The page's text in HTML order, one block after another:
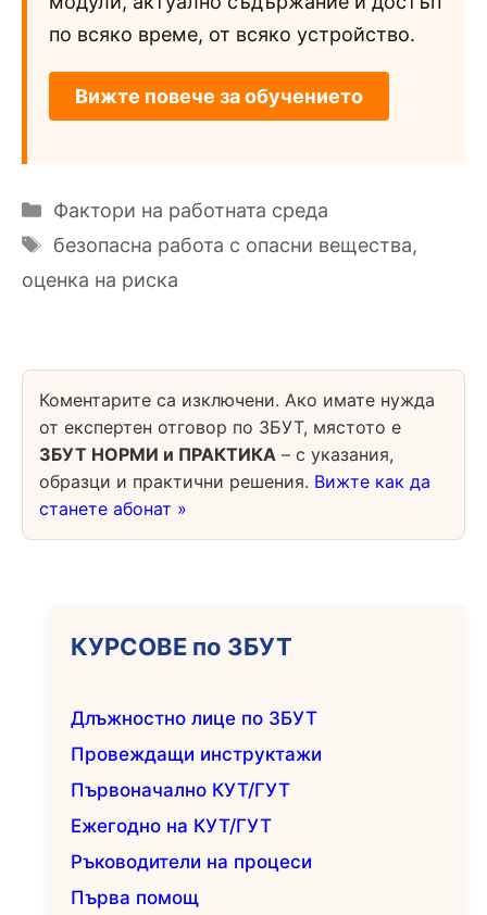
по всяко време, от всяко устройство.
Вижте повече за обучението
Категории
Фактори на работната среда
Етикети
безопасна работа с опасни вещества,
оценка на риска
Коментарите са изключени. Ако имате нужда
от експертен отговор по ЗБУТ, мястото е
ЗБУТ НОРМИ и ПРАКТИКА – с указания,
образци и практични решения. Вижте как да
станете абонат »
КУРСОВЕ по ЗБУТ
Длъжностно лице по ЗБУТ
Провеждащи инструктажи
Първоначално КУТ/ГУТ
Ежегодно на КУТ/ГУТ
Ръководители на процеси
Първа помощ